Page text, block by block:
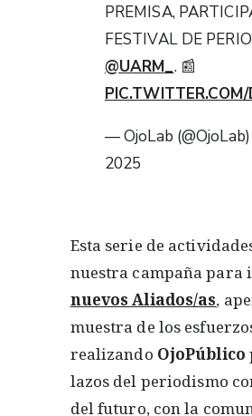
PREMISA,
FESTIVAL DE
@UARM_. 📰
— OjoLab (@OjoLab)
2025
Esta serie de
nuestra campaña
nuevos Aliados/as,
muestra de los
realizando OjoPúblico
lazos del periodismo
del futuro, con la